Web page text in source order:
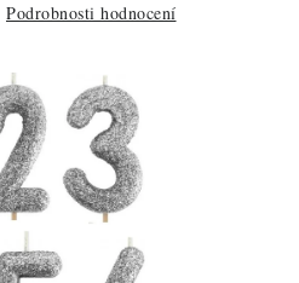
Podrobnosti hodnocení